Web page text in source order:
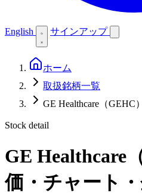
English サインアップ
ホーム
取扱銘柄一覧
GE Healthcare（GEHC）
Stock detail
GE Healthcare
価・チャート